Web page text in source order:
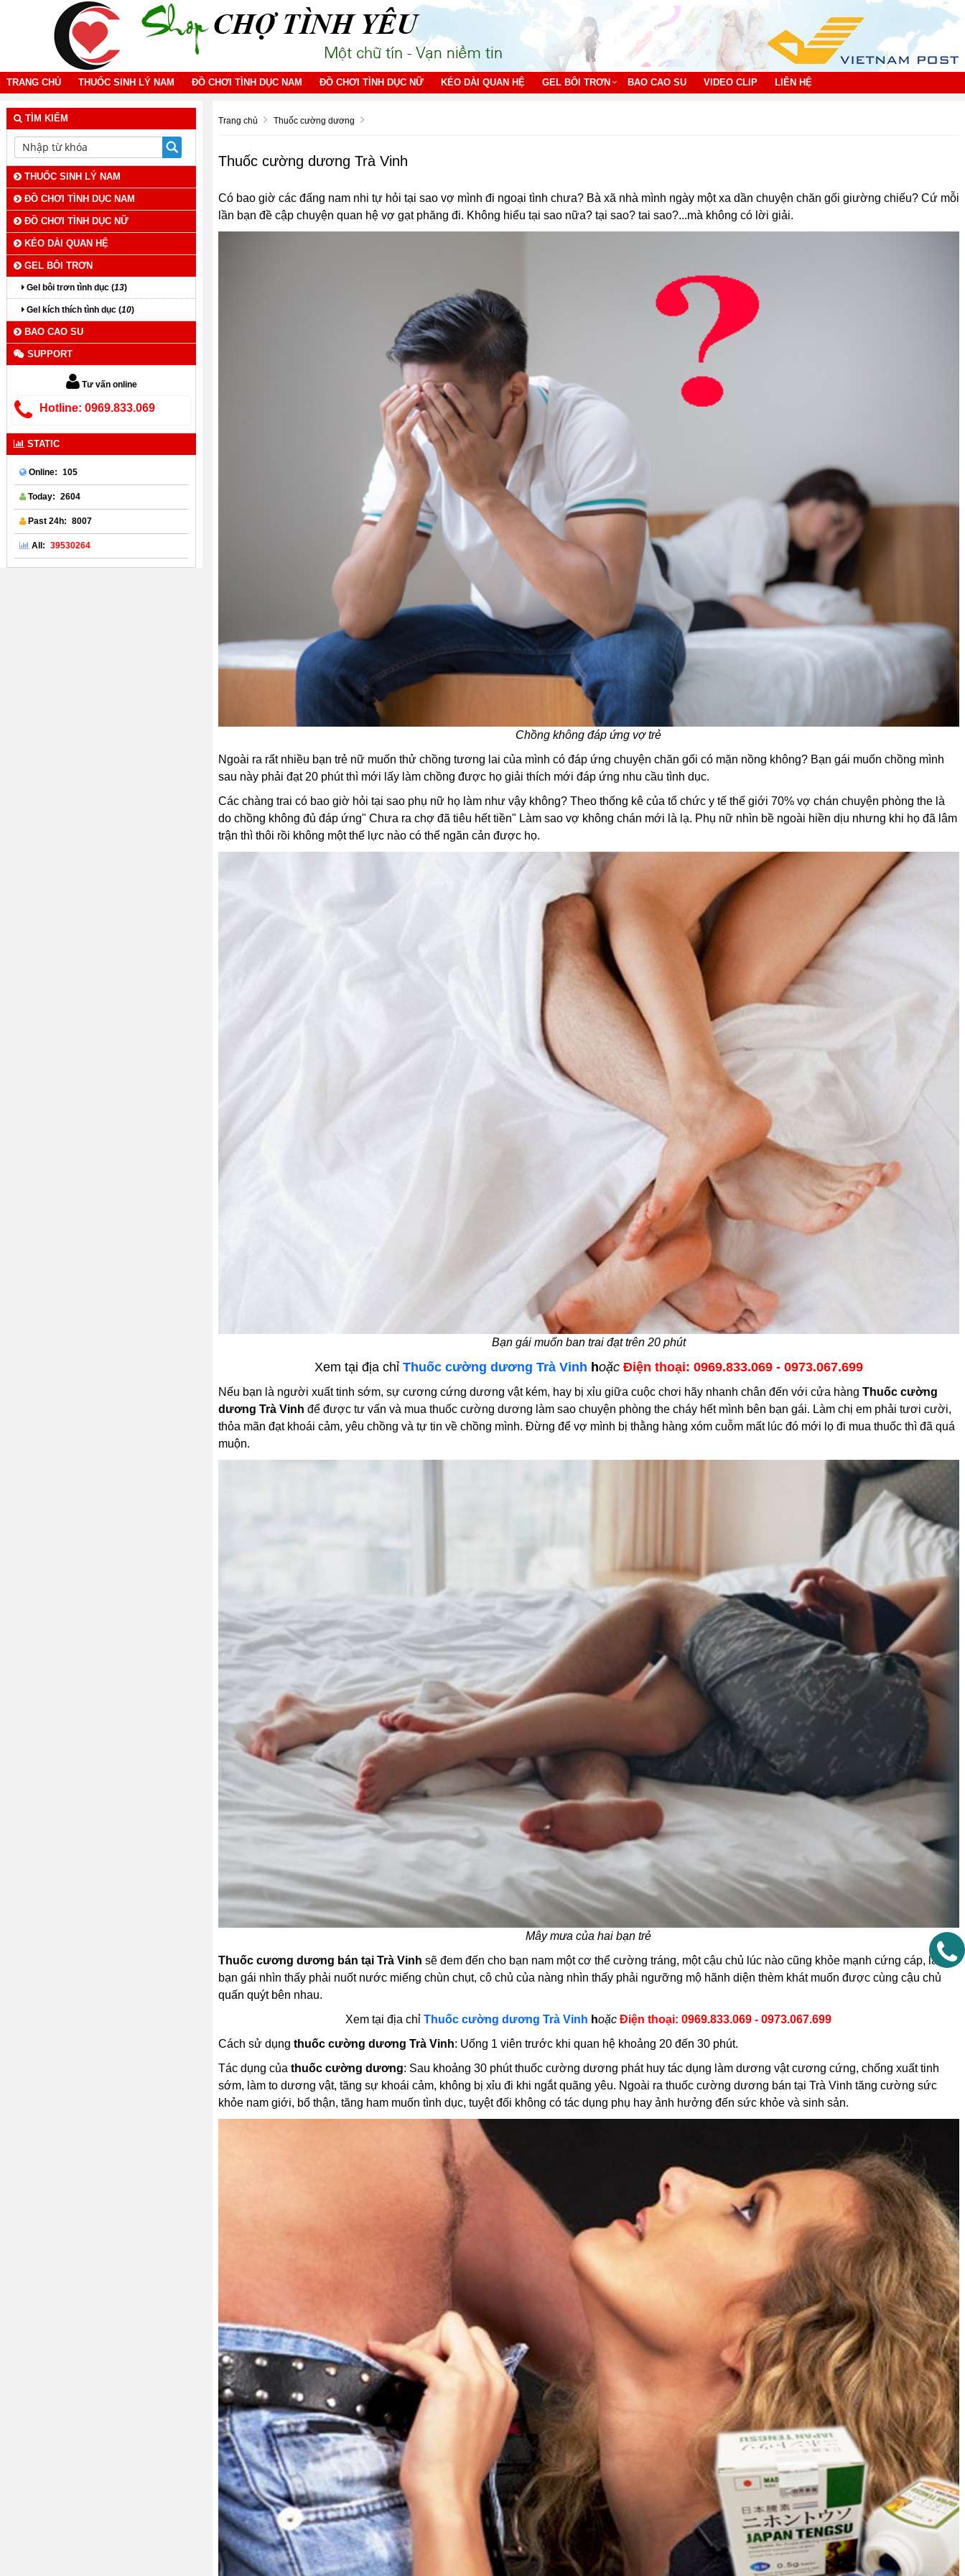
TRANG CHỦ THUỐC SINH LÝ NAM ĐỒ CHƠI TÌNH DỤC NAM ĐỒ CHƠI TÌNH DỤC NỮ KÉO DÀI QUAN HỆ GEL BÔI TRƠN BAO CAO SU VIDEO CLIP LIÊN HỆ
Trang chủ Thuốc cường dương
Thuốc cường dương Trà Vinh
Có bao giờ các đấng nam nhi tự hỏi tại sao vợ mình đi ngoại tình chưa? Bà xã nhà mình ngày một xa dần chuyện chăn gối giường chiếu? Cứ mỗi
lần bạn đề cập chuyện quan hệ vợ gạt phăng đi. Không hiểu tại sao nữa? tại sao? tai sao?...mà không có lời giải.
Chồng không đáp ứng vợ trẻ
Ngoài ra rất nhiều bạn trẻ nữ muốn thử chồng tương lai của mình có đáp ứng chuyện chăn gối có mặn nồng không? Bạn gái muốn chồng mình
sau này phải đạt 20 phút thì mới lấy làm chồng được họ giải thích mới đáp ứng nhu cầu tình dục.
Các chàng trai có bao giờ hỏi tại sao phụ nữ họ làm như vậy không? Theo thống kê của tổ chức y tế thế giới 70% vợ chán chuyện phòng the là
do chồng không đủ đáp ứng" Chưa ra chợ đã tiêu hết tiền" Làm sao vợ không chán mới là lạ. Phụ nữ nhìn bề ngoài hiền dịu nhưng khi họ đã lâm
trận thì thôi rồi không một thế lực nào có thể ngăn cản được họ.
Bạn gái muốn ban trai đạt trên 20 phút
Xem tại địa chỉ Thuốc cường dương Trà Vinh hoặcĐiện thoại: 0969.833.069 - 0973.067.699
Nếu bạn là người xuất tinh sớm, sự cương cứng dương vật kém, hay bị xỉu giữa cuộc chơi hãy nhanh chân đến với cửa hàng Thuốc cường
dương Trà Vinh để được tư vấn và mua thuốc cường dương làm sao chuyện phòng the cháy hết mình bên bạn gái. Làm chị em phải tươi cười,
thỏa mãn đạt khoái cảm, yêu chồng và tự tin về chồng mình. Đừng để vợ mình bị thằng hàng xóm cuỗm mất lúc đó mới lọ đi mua thuốc thì đã quá
muộn.
Mây mưa của hai bạn trẻ
Thuốc cương dương bán tại Trà Vinh sẽ đem đến cho bạn nam một cơ thể cường tráng, một cậu chủ lúc nào cũng khỏe mạnh cứng cáp, làm
bạn gái nhìn thấy phải nuốt nước miếng chùn chụt, cô chủ của nàng nhìn thấy phải ngưỡng mộ hãnh diện thèm khát muốn được cùng cậu chủ
quấn quýt bên nhau.
Xem tại địa chỉ Thuốc cường dương Trà Vinh hoặc Điện thoại: 0969.833.069- 0973.067.699
Cách sử dụng thuốc cường dương Trà Vinh: Uống 1 viên trước khi quan hệ khoảng 20 đến 30 phút.
Tác dụng của thuốc cường dương: Sau khoảng 30 phút thuốc cường dương phát huy tác dụng làm dương vật cương cứng, chống xuất tinh
sớm, làm to dương vật, tăng sự khoái cảm, không bị xỉu đi khi ngắt quãng yêu. Ngoài ra thuốc cường dương bán tại Trà Vinh tăng cường sức
khỏe nam giới, bổ thận, tăng ham muốn tình dục, tuyệt đối không có tác dụng phụ hay ảnh hưởng đến sức khỏe và sinh sản.
TÌM KIẾM
THUỐC SINH LÝ NAM
ĐỒ CHƠI TÌNH DỤC NAM
ĐỒ CHƠI TÌNH DỤC NỮ
KÉO DÀI QUAN HỆ
GEL BÔI TRƠN
Gel bôi trơn tình dục (13)
Gel kích thích tình dục (10)
BAO CAO SU
SUPPORT
Tư vấn online
Hotline: 0969.833.069
STATIC
Online: 105
Today: 2604
Past 24h: 8007
All: 39530264